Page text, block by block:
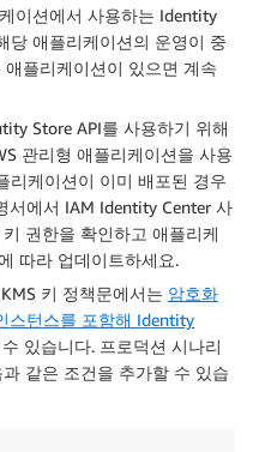
이션에서 사용하는 Identity
당 애플리케이션의 운영이 중
플리케이션이 있으면 계속
Store API를 사용하기 위해
관리형 애플리케이션을 사용
리케이션이 이미 배포된 경우
서에서 IAM Identity Center 사
권한을 확인하고 애플리케
따라 업데이트하세요.
키 정책문에서는 암호화
스턴스를 포함해 Identity
있습니다. 프로덕션 시나리
같은 조건을 추가할 수 있습